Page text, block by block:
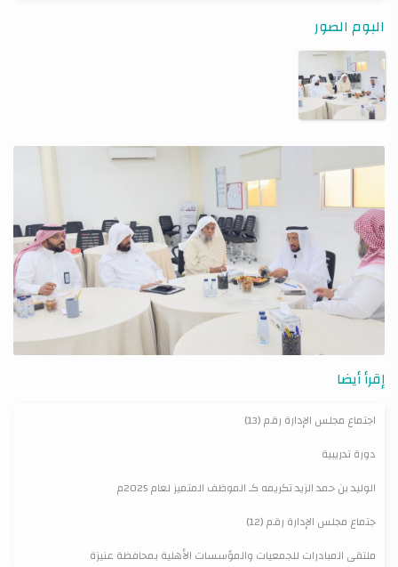
البوم الصور
إقرأ أيضا
اجتماع مجلس الإدارة رقم (13)
دورة تدريبية
الوليد بن حمد الزيد تكريمه كـ الموظف المتميز لعام 2025م
جتماع مجلس الإدارة رقم (12)
ملتقى المبادرات للجمعيات والمؤسسات الأهلية بمحافظة عنيزة